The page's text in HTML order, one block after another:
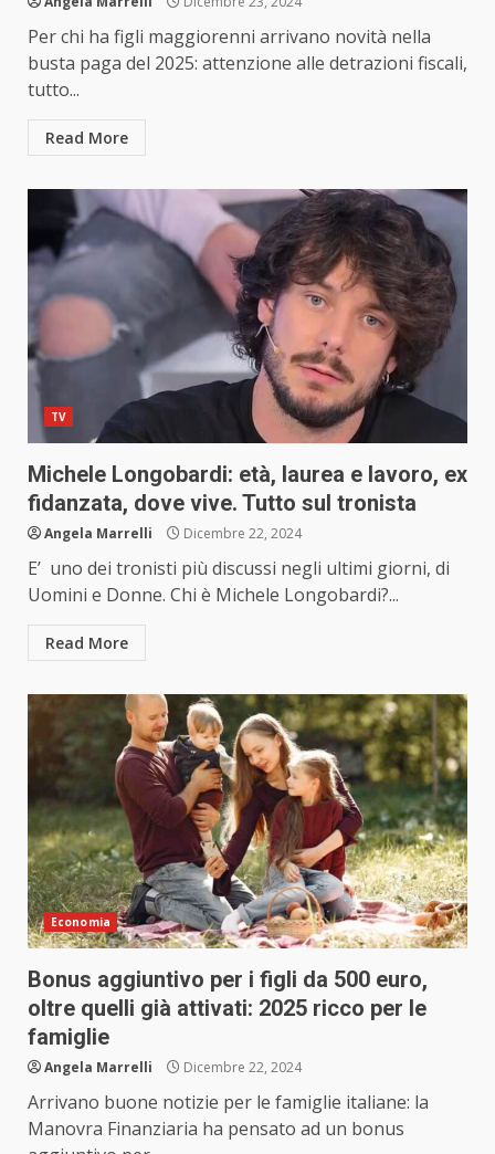
Per chi ha figli maggiorenni arrivano novità nella
busta paga del 2025: attenzione alle detrazioni fiscali,
tutto...
Read More
TV
Michele Longobardi: età, laurea e lavoro, ex
fidanzata, dove vive. Tutto sul tronista
Angela Marrelli Dicembre 22, 2024
E’ uno dei tronisti più discussi negli ultimi giorni, di
Uomini e Donne. Chi è Michele Longobardi?...
Read More
Economia
Bonus aggiuntivo per i figli da 500 euro,
oltre quelli già attivati: 2025 ricco per le
famiglie
Angela Marrelli Dicembre 22, 2024
Arrivano buone notizie per le famiglie italiane: la
Manovra Finanziaria ha pensato ad un bonus